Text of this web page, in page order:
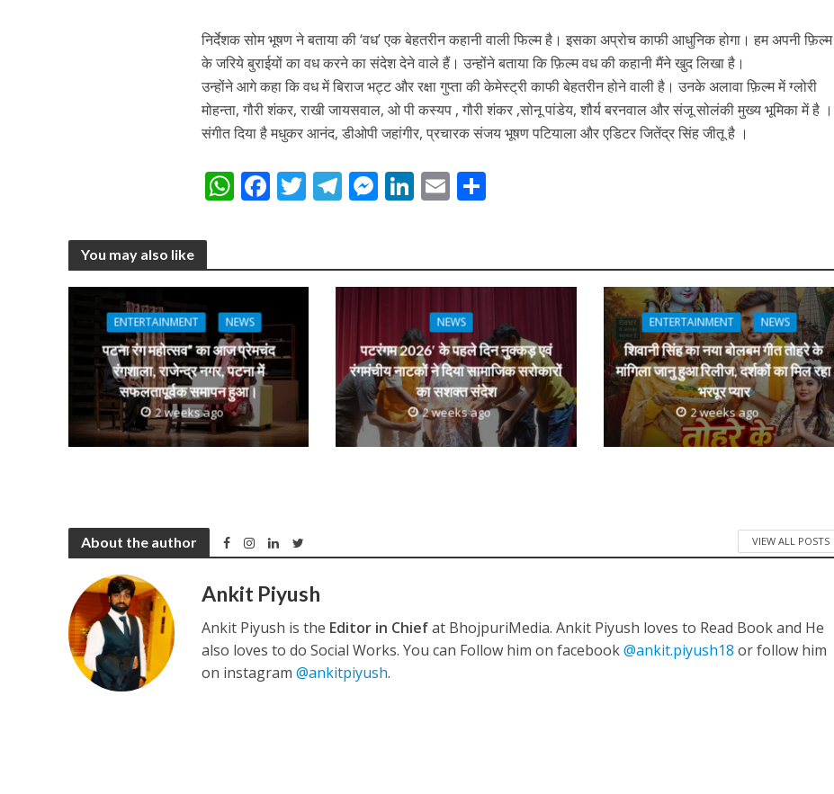
कुलदीप कुमार की “गौरी शंकर की प्रेम कहानी” ने मचाया धमाल
‘शेल्टर होम’ के एक सीन ने तोड़ दिया दिव्या त्यागी का सब्र, कैमरा बंद होने के बाद भी नहीं थमे आंसू
निर्देशक सोम भूषण ने बताया की ‘वध’ एक बेहतरीन कहानी वाली फिल्म है। इसका अप्रोच काफी आधुनिक होगा। हम अपनी फ़िल्म
के जरिये बुराईयों का वध करने का संदेश देने वाले हैं। उन्होंने बताया कि फ़िल्म वध की कहानी मैंने खुद लिखा है।
उन्होंने आगे कहा कि वध में बिराज भट्ट और रक्षा गुप्ता की केमेस्ट्री काफी बेहतरीन होने वाली है। उनके अलावा फ़िल्म में ग्लोरी
मोहन्ता, गौरी शंकर, राखी जायसवाल, ओ पी कस्यप , गौरी शंकर ,सोनू पांडेय, शौर्य बरनवाल और संजू सोलंकी मुख्य भूमिका में है ।
संगीत दिया है मधुकर आनंद, डीओपी जहांगीर, प्रचारक संजय भूषण पटियाला और एडिटर जितेंद्र सिंह जीतू है ।
W
s
p
p
F
b
o
k
T
er
T
gr
a
m
M
e
g
er
Li
e
n
E
l e
You may also like
ENTERTAINMENT NEWS
पटना रंग महोत्सव” का आज प्रेमचंद
रंगशाला, राजेन्द्र नगर, पटना में
सफलतापूर्वक समापन हुआ।
2 weeks ago
NEWS
पटरंगम 2026′ के पहले दिन नुक्कड़ एवं
रंगमंचीय नाटकों ने दिया सामाजिक सरोकारों
का सशक्त संदेश
2 weeks ago
ENTERTAINMENT NEWS
शिवानी सिंह का नया बोलबम गीत तोहरे के
मांगिला जानु हुआ रिलीज, दर्शकों का मिल रहा
भरपूर प्यार
2 weeks ago
About the author VIEW ALL POSTS
Ankit Piyush
Ankit Piyush is the Editor in Chiefat BhojpuriMedia. Ankit Piyush loves to Read Book and He
also loves to do Social Works. You can Follow him on facebook@ankit.piyush18 or follow him
on instagram@ankitpiyush.